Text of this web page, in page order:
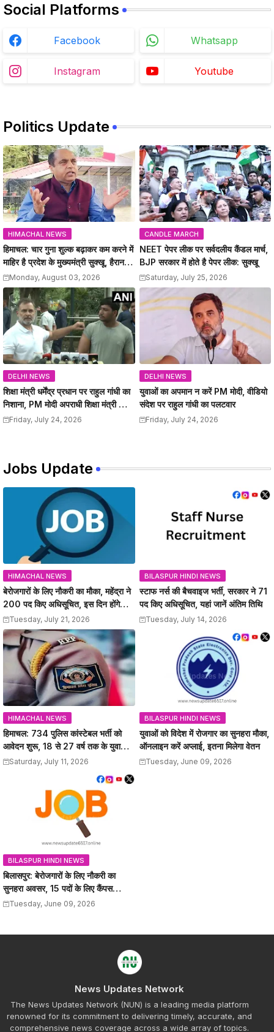
Social Platforms
Facebook Whatsapp
Instagram Youtube
Politics Update
HIMACHAL NEWS
हिमाचल: चार गुना शुल्क बढ़ाकर कम करने में
माहिर है प्रदेश के मुख्यमंत्री सुक्खू, हैरान
कर देते है सरकार के फैंसले: जयराम
Monday, August 03, 2026
CANDLE MARCH
NEET पेपर लीक पर सर्वदलीय कैंडल मार्च,
BJP सरकार में होते है पेपर लीक: सुक्खू
Saturday, July 25, 2026
DELHI NEWS
शिक्षा मंत्री धर्मेंद्र प्रधान पर राहुल गांधी का
निशाना, PM मोदी अपराधी शिक्षा मंत्री को
हटाएFriday, July 24, 2026
DELHI NEWS
युवाओं का अपमान न करें PM मोदी, वीडियो
संदेश पर राहुल गांधी का पलटवार
Friday, July 24, 2026
Jobs Update
HIMACHAL NEWS
बेरोजगारों के लिए नौकरी का मौका, महेंद्रा ने
200 पद किए अधिसूचित, इस दिन होंगे
इंटरव्यू
Tuesday, July 21, 2026
BILASPUR HINDI NEWS
स्टाफ नर्स की बैचवाइज भर्ती, सरकार ने 71
पद किए अधिसूचित, यहां जानें अंतिम तिथि
Tuesday, July 14, 2026
HIMACHAL NEWS
हिमाचल: 734 पुलिस कांस्टेबल भर्ती को
आवेदन शुरू, 18 से 27 वर्ष तक के युवाओं
को मौका, 12वीं पास कर सकेंगे अप्लाई
Saturday, July 11, 2026
BILASPUR HINDI NEWS
युवाओं को विदेश में रोजगार का सुनहरा मौका,
ऑनलाइन करें अप्लाई, इतना मिलेगा वेतन
Tuesday, June 09, 2026
BILASPUR HINDI NEWS
बिलासपुर: बेरोजगारों के लिए नौकरी का
सुनहरा अवसर, 15 पदों के लिए कैंपस
इंटरव्यू, यहां जानें
Tuesday, June 09, 2026
News Updates Network
The News Updates Network (NUN) is a leading media platform
renowned for its commitment to delivering timely, accurate, and
comprehensive news coverage across a wide array of topics.